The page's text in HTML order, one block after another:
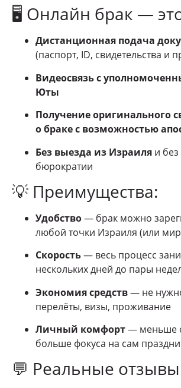
🖥️ Онлайн брак —
Дистанционная подача
(паспорт, ID, свидетельства и
Видеосвязь с
Юты
Получение оригинального
о браке с возможностью
Без выезда из Израиля и
бюрократии
💡 Преимущества:
Удобство— брак можно
любой точки Израиля (или
Скорость— весь процесс
нескольких дней до пары
Экономия средств— не
перелёты, визы, проживание
Личный комфорт— меньше
больше фокуса на сам
💬 Реальные